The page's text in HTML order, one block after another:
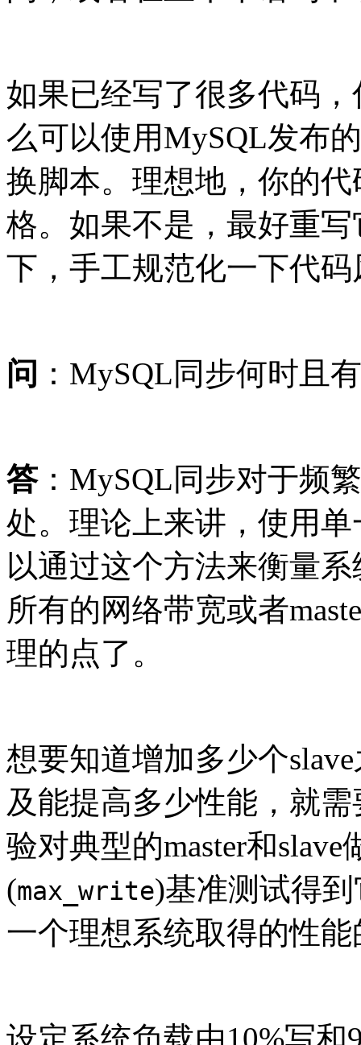
如果已经写了很多代码
么可以使用MySQL发布
换脚本。理想地，你的
格。如果不是，最好重
下，手工规范化一下代码
问 ：MySQL同步何时且
答：MySQL同步对于频
处。理论上来讲，使用单
以通过这个方法来衡量
所有的网络带宽或者
理的点了。
想要知道增加多少个
及能提高多少性能，就
验对典型的master和
(max_write)基准测试得
一个理想系统取得的性